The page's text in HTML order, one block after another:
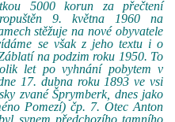
5000 korun za přečtení
9. května 1960 na
stěžuje na nové obyvatele
se však z jeho textu i o
na podzim roku 1950. To
let po vyhnání pobytem v
17. dubna roku 1893 ve vsi
zvané Šprymberk, dnes jako
Pomezí) čp. 7. Otec Anton
synem předchozího tamního